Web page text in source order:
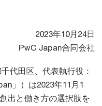
2023年10月24日
PwC Japan合同会社
代田区、代表執行役：
」）は2023年11月1
出と働き方の選択肢を